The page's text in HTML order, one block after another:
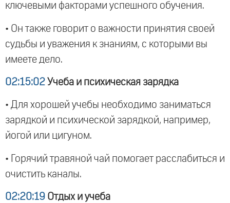
ключевыми факторами успешного обучения.
• Он также говорит о важности принятия своей
судьбы и уважения к знаниям, с которыми вы
имеете дело.
02:15:02 Учеба и психическая зарядка
• Для хорошей учебы необходимо заниматься
зарядкой и психической зарядкой, например,
йогой или цигуном.
• Горячий травяной чай помогает расслабиться и
очистить каналы.
02:20:19 Отдых и учеба